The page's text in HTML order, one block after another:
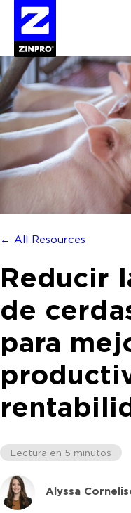
Buscar:
← All Resources
Reducir
de
para
Lectura en 5 minutos
Alyssa